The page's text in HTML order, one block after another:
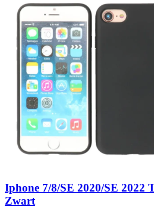
Iphone 7/8/SE 2020/SE 2022
Zwart